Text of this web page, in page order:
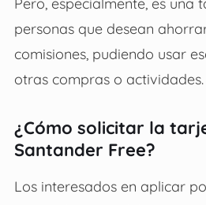
personas que desean
comisiones, pudiendo usar
otras compras o actividades.
¿Cómo solicitar la
Santander Free?
Los interesados en aplicar